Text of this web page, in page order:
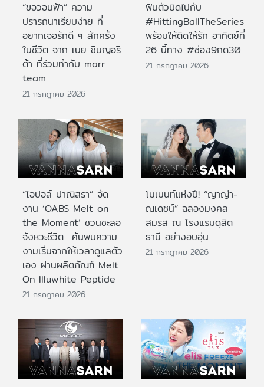
“ขอวอนฟ้า” ความ
ปรารถนาเรียบง่าย ที่
อยากเจอรักดี ๆ สักครั้ง
ในชีวิต จาก เนย ซินญอริ
ต้า ที่ร่วมทำกับ marr
team
21 กรกฎาคม 2026
ฟินตัวบิดไปกับ
#HittingBallTheSeries
พร้อมให้ติดให้รัก อาทิตย์ที่
26 นี้ทาง #ช่อง9กด30
21 กรกฎาคม 2026
“โอปอล์ ปาณิสรา” จัด
งาน ‘OABS Melt on
the Moment’ ชวนชะลอ
จังหวะชีวิต ค้นพบความ
งามเริ่มจากให้เวลาดูแลตัว
เอง ผ่านผลิตภัณฑ์ Melt
On Illuwhite Peptide
21 กรกฎาคม 2026
โมเมนท์แห่งปี! “ญาญ่า-
ณเดชน์” ฉลองมงคล
สมรส ณ โรงแรมดุสิต
ธานี อย่างอบอุ่น
21 กรกฎาคม 2026